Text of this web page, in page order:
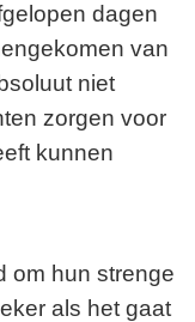
dagen
van
niet
zorgen voor
kunnen
om hun strenge
als het gaat